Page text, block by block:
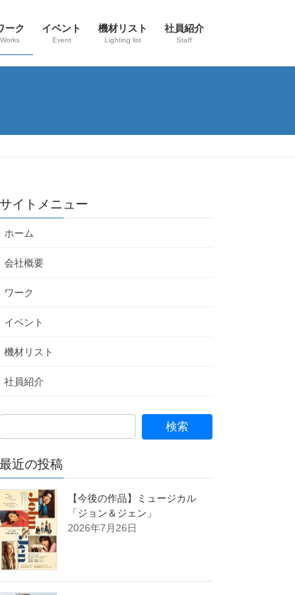
ーク
Works
イベント
Event
機材リスト
Lighting list
社員紹介
Staff
サイトメニュー
ホーム
会社概要
ワーク
イベント
機材リスト
社員紹介
最近の投稿
【今後の作品】ミュージカル
「ジョン＆ジェン」
2026年7月26日